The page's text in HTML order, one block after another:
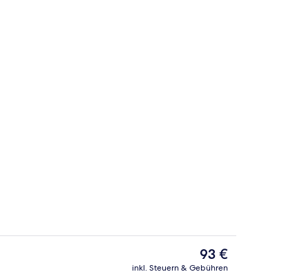
Der
aktuelle
93 €
inkl. Steuern & Gebühren